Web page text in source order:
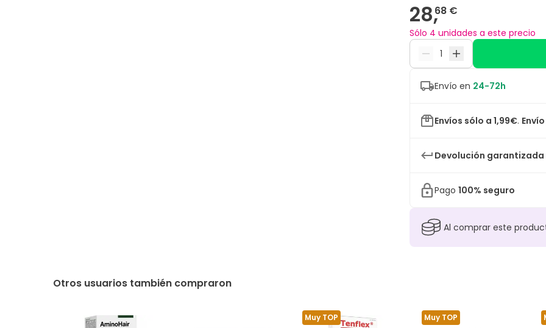
28,68 €
Sólo 4 unidades a este precio
Envío en 24-72h
Envíos sólo a 1,99€.
Devolución garantizada
Pago 100% seguro
Al comprar este
Otros usuarios también compraron
Muy TOP Muy TOP